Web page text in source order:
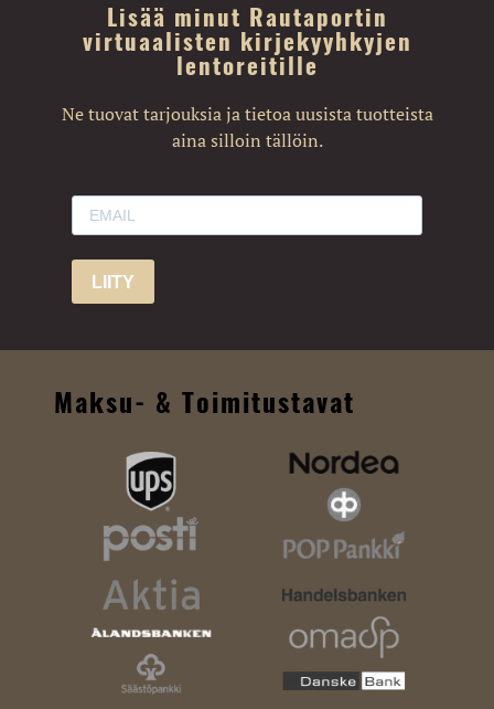
Lisää minut Rautaportin
virtuaalisten kirjekyyhkyjen
lentoreitille
Ne tuovat tarjouksia ja tietoa uusista tuotteista
aina silloin tällöin.
LIITY
Maksu- & Toimitustavat